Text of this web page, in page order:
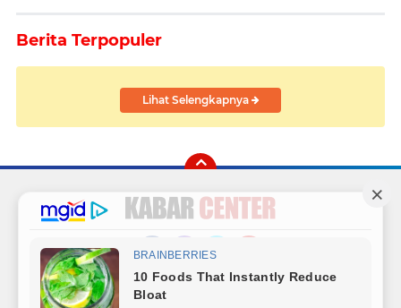
Berita Terpopuler
Lihat Selengkapnya
FacebookInstagram
TwitterYouTube
Redaksi Sitemap